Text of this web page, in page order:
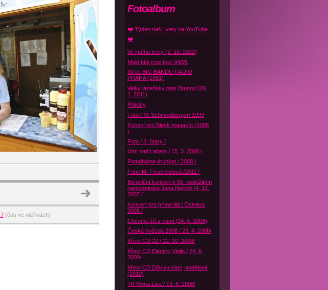
7(čas ve vteřinách)
Fotoalbum
❤️ Týden naší Ivety na YouTube
❤️
Ve jménu Ivety (2. 10. 2022)
Malé bílé cosi tour 94/95
30 let BIG BANDU RADIO
PRAHA (1991)
Velký lázeňský ples Brusno (29.
1. 2011)
Plakáty
Foto / M. Schmiedberger/ 1993
Focení pro Blesk magazín (2008
)
Foto / J. Starý /
Ústí nad Labem / 15. 3. 2008 /
Pomáháme druhým / 2008 /
Foto: M. Feuereislová /2011 /
Benefiční koncert k 65. nedožitým
narozeninám Jana Nekoly /4. 12.
2007 /
Koncert pro prima lidi / Ostrava
2005 /
Chceme žít s vámi (24. 4. 2008)
Česká hvězda 2008 / 23. 4. 2008/
Křest CD 22 / 22. 10. 2008/
Křest CD Electric Violin / 24. 6.
2008/
Křest CD Děkuju Vám, andělové
(2010)
TK Mona Lisa / 13. 6. 2008/